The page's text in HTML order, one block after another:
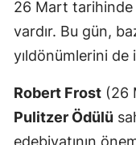
26 Mart tarihinde
vardır. Bu gün,
yıldönümlerini
Robert Frost (26
Pulitzer Ödülü
edebiyatının